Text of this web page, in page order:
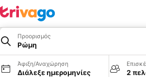
Προορισμός
Ρώμη
Άφιξη/Αναχώρηση
Διάλεξε ημερομηνίες 2